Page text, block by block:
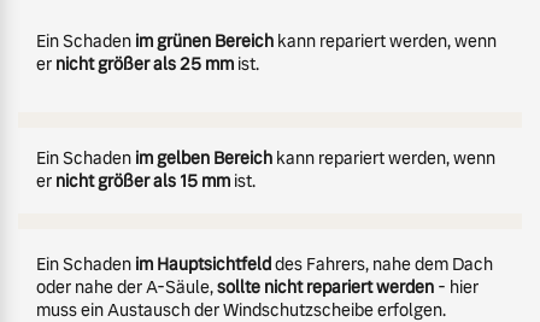
Ein Schaden im grünen Bereich kann repariert werden, wenn
er nicht größer als 25 mm ist.
Ein Schaden im gelben Bereich kann repariert werden, wenn
er nicht größer als 15 mm ist.
Ein Schaden im Hauptsichtfelddes Fahrers, nahe dem Dach
oder nahe der A-Säule,sollte nicht repariert werden - hier
muss ein Austausch der Windschutzscheibe erfolgen.